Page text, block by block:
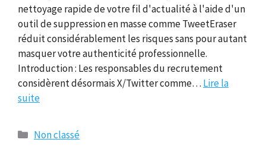
nettoyage rapide de votre fil d'actualité à l'aide d'un
outil de suppression en masse comme TweetEraser
réduit considérablement les risques sans pour autant
masquer votre authenticité professionnelle.
Introduction : Les responsables du recrutement
considèrent désormais X/Twitter comme… Lire la
suite
Catégories
Non classé